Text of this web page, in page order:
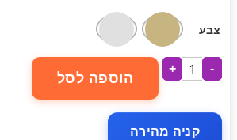
צבע
-
+
הוספה לסל
קניה מהירה